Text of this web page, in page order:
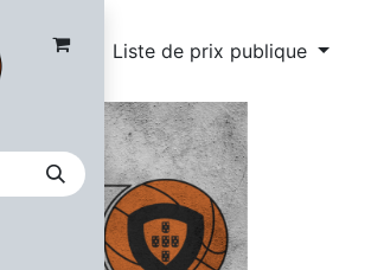
Liste de prix publique